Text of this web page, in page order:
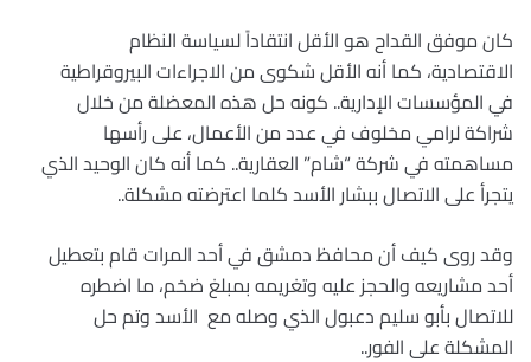
كان موفق القداح هو الأقل انتقاداً لسياسة النظام
الاقتصادية، كما أنه الأقل شكوى من الاجراءات البيروقراطية
في المؤسسات الإدارية.. كونه حل هذه المعضلة من خلال
شراكة لرامي مخلوف في عدد من الأعمال، على رأسها
مساهمته في شركة “شام” العقارية.. كما أنه كان الوحيد الذي
يتجرأ على الاتصال ببشار الأسد كلما اعترضته مشكلة..
وقد روى كيف أن محافظ دمشق في أحد المرات قام بتعطيل
أحد مشاريعه والحجز عليه وتغريمه بمبلغ ضخم، ما اضطره
للاتصال بأبو سليم دعبول الذي وصله مع الأسد وتم حل
المشكلة على الفور..